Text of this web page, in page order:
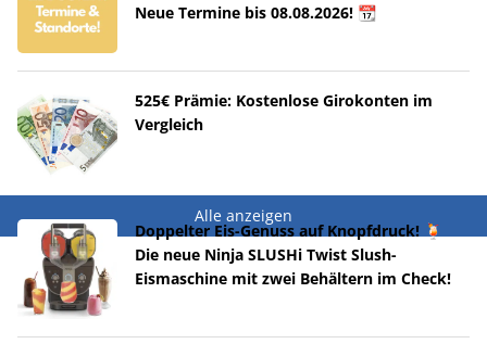
Neue Termine bis 08.08.2026! 📆
525€ Prämie: Kostenlose Girokonten im
Vergleich
Alle anzeigen
Doppelter Eis-Genuss auf Knopfdruck! 🍹
Die neue Ninja SLUSHi Twist Slush-
Eismaschine mit zwei Behältern im Check!